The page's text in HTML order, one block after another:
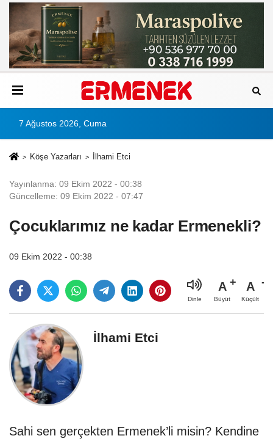
7 Ağustos 2026, Cuma
Köşe Yazarları İlhami Etci
Yayınlanma: 09 Ekim 2022 - 00:38
Güncelleme: 09 Ekim 2022 - 07:47
Çocuklarımız ne kadar Ermenekli?
09 Ekim 2022 - 00:38
Dinle
A
Büyüt
A
Küçült
İlhami Etci
Sahi sen gerçekten Ermenek’li misin? Kendine